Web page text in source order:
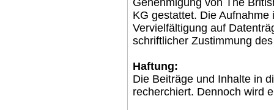
KG gestattet. Die
Vervielfältigung auf
schriftlicher Zustimmung
Haftung:
Die Beiträge und Inhalte in
recherchiert. Dennoch wird